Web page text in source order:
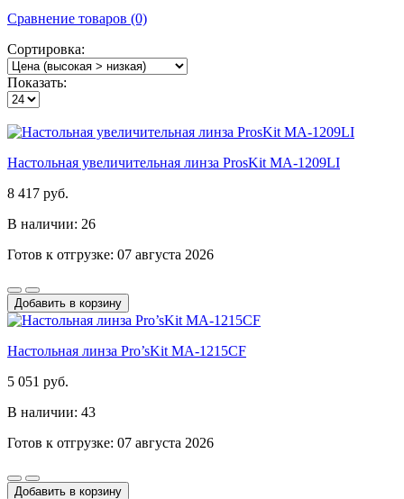
Сравнение товаров (0)
Сортировка:
Показать:
Настольная увеличительная линза ProsKit MA-1209LI
8 417 руб.
В наличии: 26
Готов к отгрузке: 07 августа 2026
Добавить в корзину
Настольная линза Pro’sKit MA-1215CF
5 051 руб.
В наличии: 43
Готов к отгрузке: 07 августа 2026
Добавить в корзину